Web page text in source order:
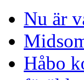
Nu är
Håbo